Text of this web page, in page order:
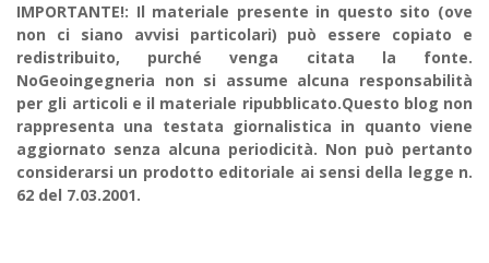
IMPORTANTE!: Il materiale presente in questo sito (ove
non ci siano avvisi particolari) può essere copiato e
redistribuito, purché venga citata la fonte.
NoGeoingegneria non si assume alcuna responsabilità
per gli articoli e il materiale ripubblicato.Questo blog non
rappresenta una testata giornalistica in quanto viene
aggiornato senza alcuna periodicità. Non può pertanto
considerarsi un prodotto editoriale ai sensi della legge n.
62 del 7.03.2001.